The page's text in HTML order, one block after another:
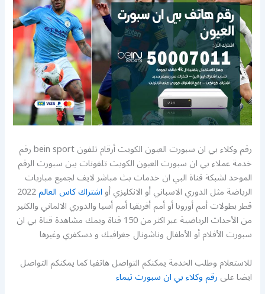
رقم وكلاء بي ان سبورت العيون الكويت أرقام تلفون bein sport رقم
خدمة عملاء بي ان سبورت العيون الكويت تلفونات بين سبورت الرقم
الموحد لشبكة قناة البي ان خدمات بث مباشر لايف لجميع مباريات
الرياضة مثل الدوري الاسباني أو الانكليزي أواشتراك كاس العالم2022
قطر بطولات أمم أوروبا أو أمم أفريقيا أمم أسيا والدوري الالماني والكثير
من الأحداث الرياضية عبر اكثر من 150 قناة ويمك مشاهدة قناة بي ان
سبورت الأفلام أو الأطفال وناشونال جغرافيك و دسكفري وغيرها
للاستعلام وطلب الخدمة يمكنكم التواصل هاتفيا كما يمكنكم التواصل
ايضا علىرقم وكلاء بي ان سبورت تيماء